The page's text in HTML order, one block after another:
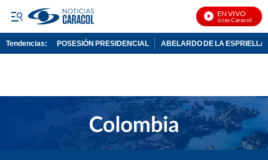
EN VIVO
Noticias Caracol En
Tendencias: POSESIÓN PRESIDENCIAL ABELARDO DE LA ESPRIELLA